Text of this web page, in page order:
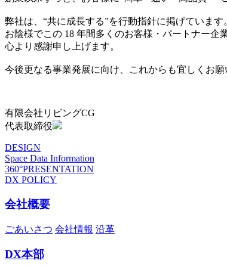
弊社は、“共に成長する”を行動指針に掲げています
お陰様でこの 18 年間多くのお客様・パートナー企
心より感謝申し上げます。
今後更なる事業発展に向け、これからも宜しくお願
有限会社リビングCG
代表取締役
DESIGN
Space Data Information
360°PRESENTATION
DX POLICY
会社概要
ごあいさつ 会社情報 沿革
DX本部